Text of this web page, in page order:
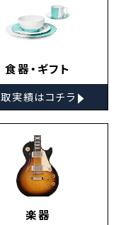
食器・ギフト
実績はコチラ ▸
楽器